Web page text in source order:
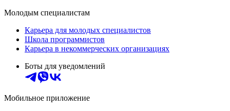
Молодым специалистам
Карьера для молодых специалистов
Школа программистов
Карьера в некоммерческих организациях
Боты для уведомлений
Мобильное приложение